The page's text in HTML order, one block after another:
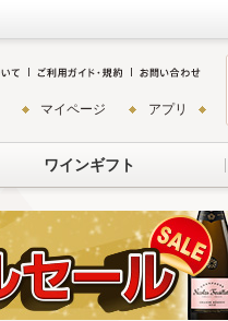
マイページ アプリ
ワインギフト